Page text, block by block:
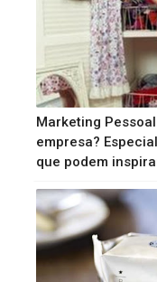
Marketing
empresa?
que podem